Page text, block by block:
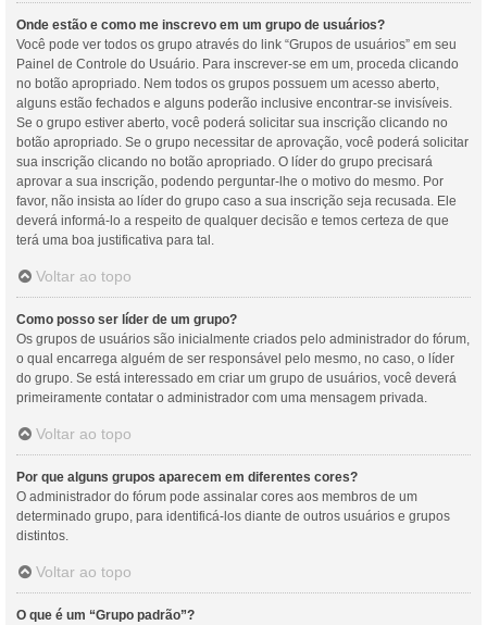
Onde estão e como me inscrevo em um grupo de usuários?
Você pode ver todos os grupo através do link “Grupos de usuários” em seu
Painel de Controle do Usuário. Para inscrever-se em um, proceda clicando
no botão apropriado. Nem todos os grupos possuem um acesso aberto,
alguns estão fechados e alguns poderão inclusive encontrar-se invisíveis.
Se o grupo estiver aberto, você poderá solicitar sua inscrição clicando no
botão apropriado. Se o grupo necessitar de aprovação, você poderá solicitar
sua inscrição clicando no botão apropriado. O líder do grupo precisará
aprovar a sua inscrição, podendo perguntar-lhe o motivo do mesmo. Por
favor, não insista ao líder do grupo caso a sua inscrição seja recusada. Ele
deverá informá-lo a respeito de qualquer decisão e temos certeza de que
terá uma boa justificativa para tal.
Voltar ao topo
Como posso ser líder de um grupo?
Os grupos de usuários são inicialmente criados pelo administrador do fórum,
o qual encarrega alguém de ser responsável pelo mesmo, no caso, o líder
do grupo. Se está interessado em criar um grupo de usuários, você deverá
primeiramente contatar o administrador com uma mensagem privada.
Voltar ao topo
Por que alguns grupos aparecem em diferentes cores?
O administrador do fórum pode assinalar cores aos membros de um
determinado grupo, para identificá-los diante de outros usuários e grupos
distintos.
Voltar ao topo
O que é um “Grupo padrão”?